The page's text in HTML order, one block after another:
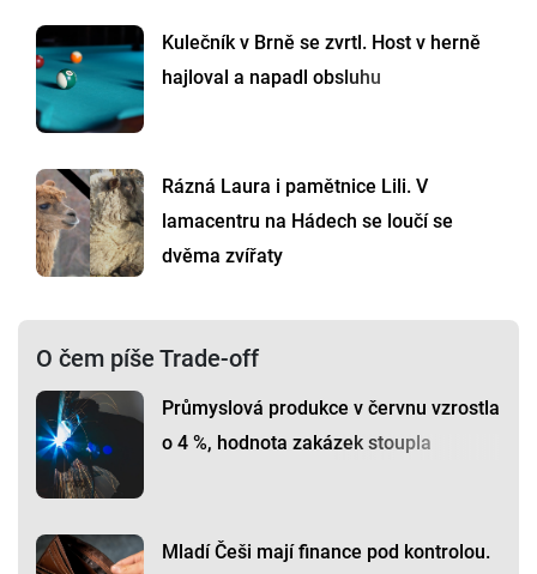
Kulečník v Brně se zvrtl. Host v herně
hajloval a napadl obsluhu
Rázná Laura i pamětnice Lili. V
lamacentru na Hádech se loučí se
dvěma zvířaty
O čem píše Trade-off
Průmyslová produkce v červnu vzrostla
o 4 %, hodnota zakázek stoupla
Mladí Češi mají finance pod kontrolou.